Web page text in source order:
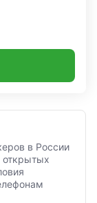
в России
открытых